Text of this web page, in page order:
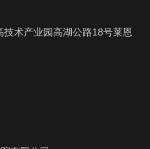
术产业园高湖公路18号莱恩